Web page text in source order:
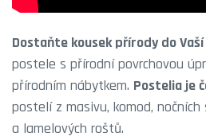
Dostaňte kousek přírody do
postele s přírodní povrchovou
přírodním nábytkem. Postelia je
postelí z masivu, komod,
a lamelových roštů.